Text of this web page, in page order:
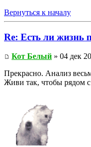
Вернуться к началу
Re: Есть ли жизнь
Кот Белый » 04 дек
Прекрасно. Анализ
Живи так, чтобы рядом